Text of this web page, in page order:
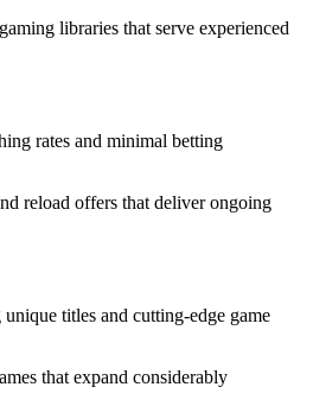
libraries that serve experienced
rates and minimal betting
reload offers that deliver ongoing
titles and cutting-edge game
that expand considerably